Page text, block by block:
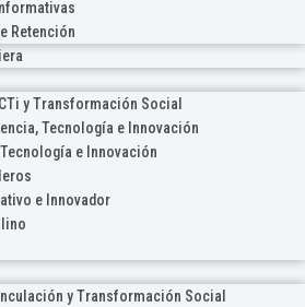
Retención
y Transformación Social
Tecnología e Innovación
e Innovación
e Innovador
y Transformación Social